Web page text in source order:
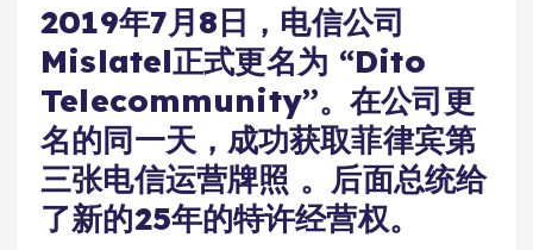
2019年7月8日，电信公司
Mislatel正式更名为 “Dito
Telecommunity”。在公司更
名的同一天，成功获取菲律宾第
三张电信运营牌照 。后面总统给
了新的25年的特许经营权。